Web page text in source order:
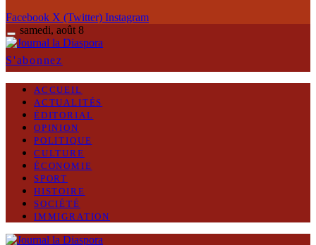
Facebook X (Twitter) Instagram
samedi, août 8
S'abonnez
ACCUEIL
ACTUALITÉS
ÉDITORIAL
OPINION
POLITIQUE
CULTURE
ÉCONOMIE
SPORT
HISTOIRE
SOCIÉTÉ
IMMIGRATION